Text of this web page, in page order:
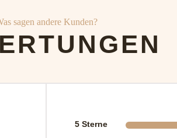
sagen andere Kunden?
5 Sterne